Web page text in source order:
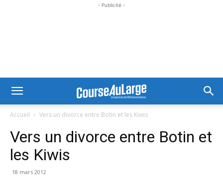
- Publicité -
Accueil Vers un divorce entre Botin et les Kiwis
Vers un divorce entre Botin et
les Kiwis
18 mars 2012